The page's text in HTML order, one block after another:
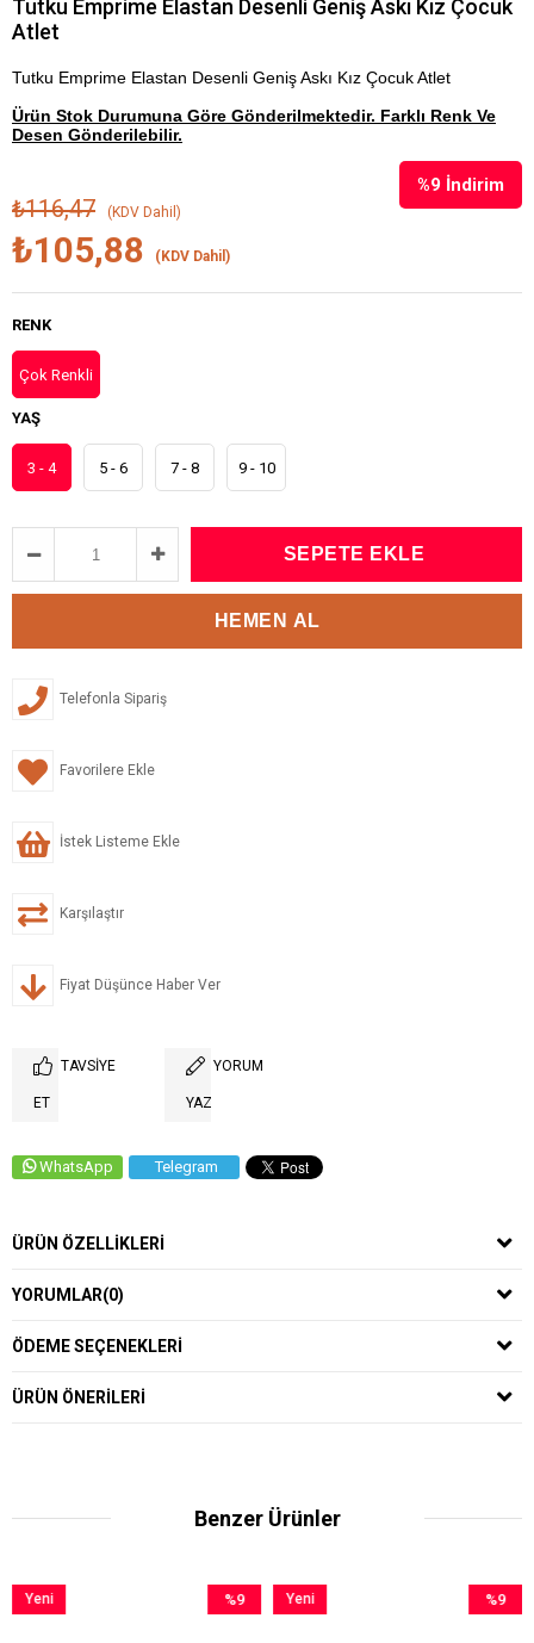
Tutku Emprime Elastan Desenli Geniş Askı Kız Çocuk
Atlet
Tutku Emprime Elastan Desenli Geniş Askı Kız Çocuk Atlet
Ürün Stok Durumuna Göre Gönderilmektedir. Farklı Renk Ve
Desen Gönderilebilir.
%9 İndirim
₺116,47 (KDV Dahil)
₺105,88 (KDV Dahil)
RENK
Çok Renkli
YAŞ
3 - 4 5 - 6 7 - 8 9 - 10
Telefonla Sipariş
Favorilere Ekle
İstek Listeme Ekle
Karşılaştır
Fiyat Düşünce Haber Ver
TAVSIYE
ET
YORUM
YAZ
WhatsApp Telegram
ÜRÜN ÖZELLIKLERI
YORUMLAR(0)
ÖDEME SEÇENEKLERI
ÜRÜN ÖNERILERI
Benzer Ürünler